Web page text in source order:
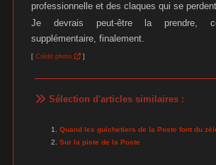
professionnelle et des claques qui se
Je devrais peut-être la prendre,
supplémentaire, finalement.
[ Crédit photo ]
Sélection d'articles similaires :
Quand les guichetiers de la Poste font du
Sur la piste de la Poste